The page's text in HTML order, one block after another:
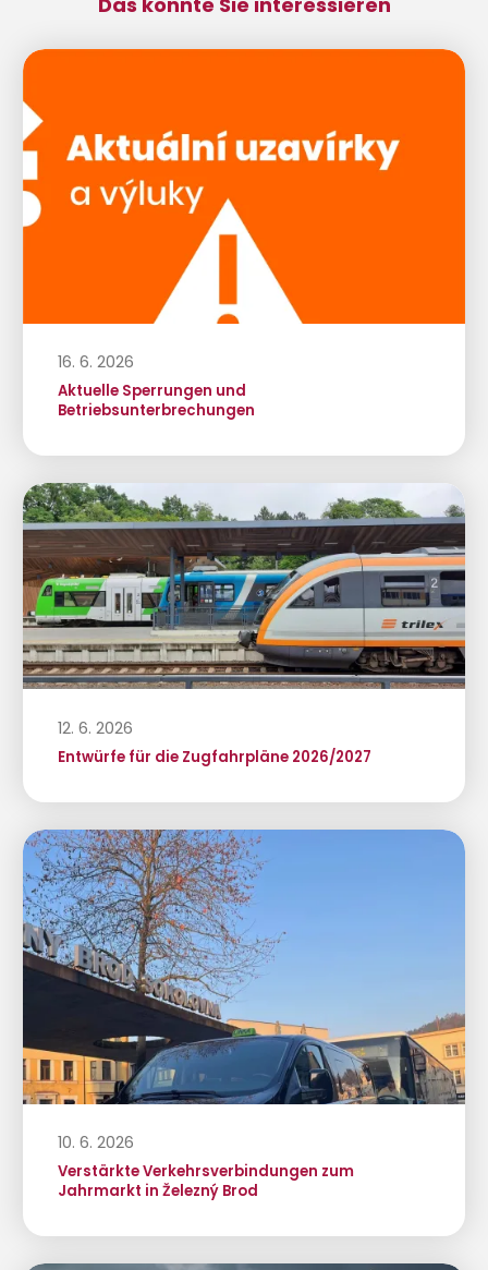
16. 6. 2026
Aktuelle Sperrungen und
Betriebsunterbrechungen
12. 6. 2026
Entwürfe für die Zugfahrpläne 2026/2027
10. 6. 2026
Verstärkte Verkehrsverbindungen zum
Jahrmarkt in Železný Brod